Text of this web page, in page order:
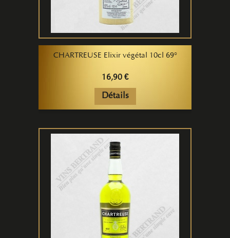
CHARTREUSE Elixir végétal 10cl 69°
16,90 €
Détails